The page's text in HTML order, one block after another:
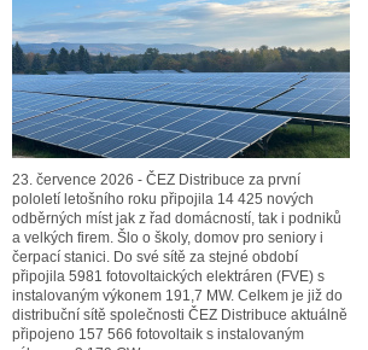
23. července 2026 - ČEZ Distribuce za první
pololetí letošního roku připojila 14 425 nových
odběrných míst jak z řad domácností, tak i podniků
a velkých firem. Šlo o školy, domov pro seniory i
čerpací stanici. Do své sítě za stejné období
připojila 5981 fotovoltaických elektráren (FVE) s
instalovaným výkonem 191,7 MW. Celkem je již do
distribuční sítě společnosti ČEZ Distribuce aktuálně
připojeno 157 566 fotovoltaik s instalovaným